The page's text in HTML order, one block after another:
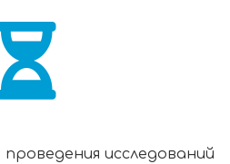
исследований